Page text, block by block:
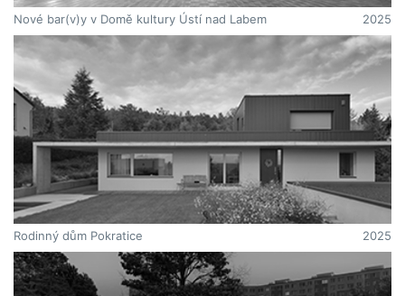
Nové bar(v)y v Domě kultury Ústí nad Labem 2025
Rodinný dům Pokratice 2025